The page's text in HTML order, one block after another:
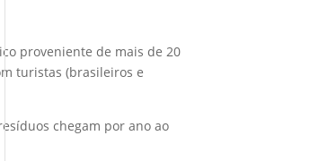
proveniente de mais de 20
turistas (brasileiros e
chegam por ano ao